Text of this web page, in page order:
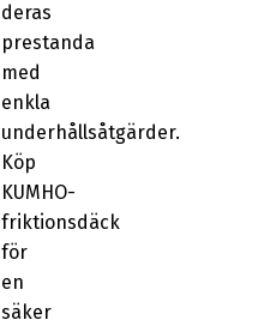
deras
prestanda
med
enkla
underhållsåtgärder.
Köp
KUMHO-
friktionsdäck
för
en
säker